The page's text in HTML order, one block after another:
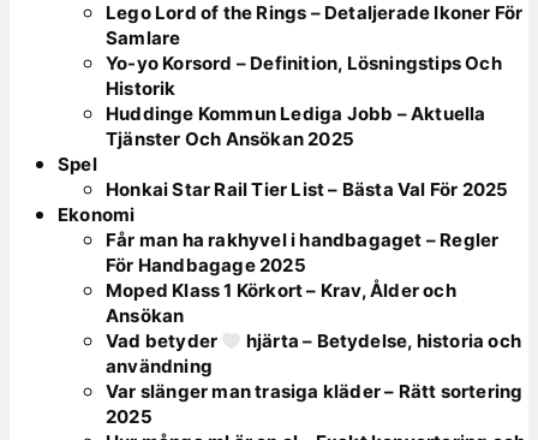
Lego Lord of the Rings – Detaljerade Ikoner För
Samlare
Yo-yo Korsord – Definition, Lösningstips Och
Historik
Huddinge Kommun Lediga Jobb – Aktuella
Tjänster Och Ansökan 2025
Spel
Honkai Star Rail Tier List – Bästa Val För 2025
Ekonomi
Får man ha rakhyvel i handbagaget – Regler
För Handbagage 2025
Moped Klass 1 Körkort – Krav, Ålder och
Ansökan
Vad betyder
hjärta – Betydelse, historia och
användning
Var slänger man trasiga kläder – Rätt sortering
2025